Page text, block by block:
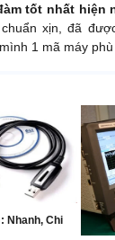
tốt nhất hiện
xịn, đã
1 mã máy
Nhanh, Chi